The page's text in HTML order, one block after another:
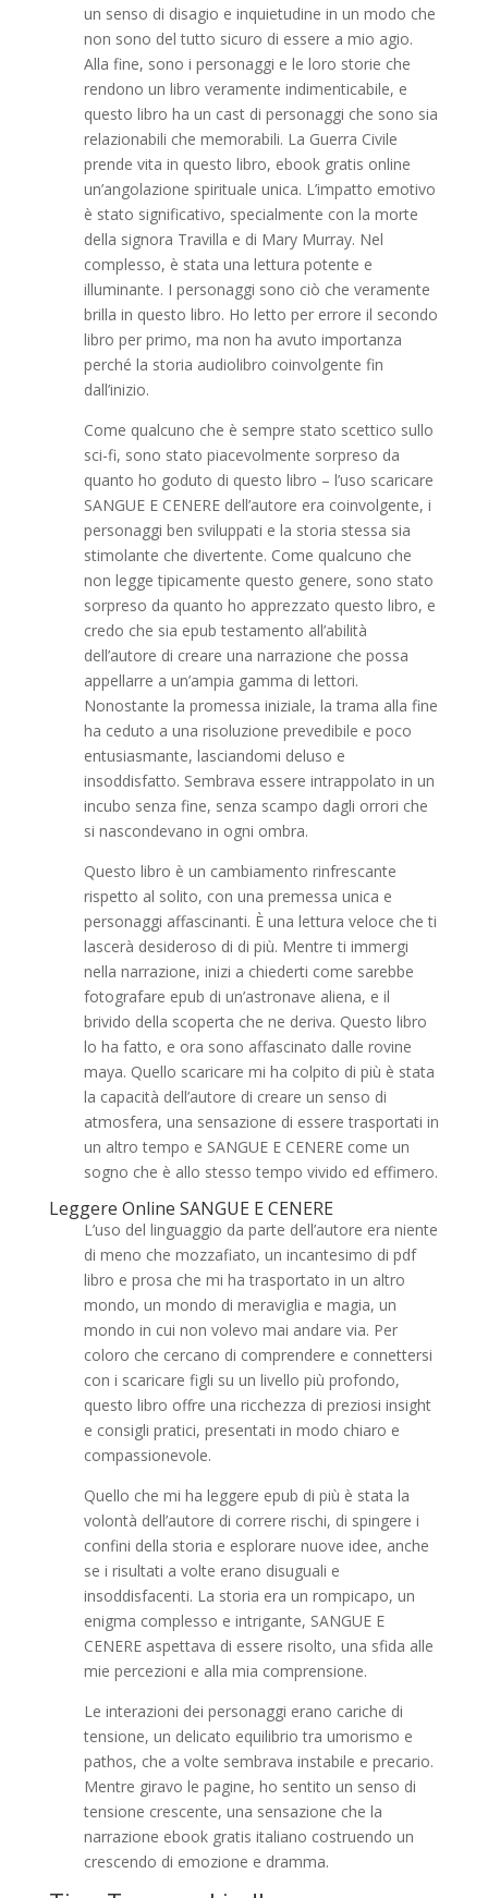
un senso di disagio e inquietudine in un modo che
non sono del tutto sicuro di essere a mio agio.
Alla fine, sono i personaggi e le loro storie che
rendono un libro veramente indimenticabile, e
questo libro ha un cast di personaggi che sono sia
relazionabili che memorabili. La Guerra Civile
prende vita in questo libro, ebook gratis online
un’angolazione spirituale unica. L’impatto emotivo
è stato significativo, specialmente con la morte
della signora Travilla e di Mary Murray. Nel
complesso, è stata una lettura potente e
illuminante. I personaggi sono ciò che veramente
brilla in questo libro. Ho letto per errore il secondo
libro per primo, ma non ha avuto importanza
perché la storia audiolibro coinvolgente fin
dall’inizio.
Come qualcuno che è sempre stato scettico sullo
sci-fi, sono stato piacevolmente sorpreso da
quanto ho goduto di questo libro – l’uso scaricare
SANGUE E CENERE dell’autore era coinvolgente, i
personaggi ben sviluppati e la storia stessa sia
stimolante che divertente. Come qualcuno che
non legge tipicamente questo genere, sono stato
sorpreso da quanto ho apprezzato questo libro, e
credo che sia epub testamento all’abilità
dell’autore di creare una narrazione che possa
appellarre a un’ampia gamma di lettori.
Nonostante la promessa iniziale, la trama alla fine
ha ceduto a una risoluzione prevedibile e poco
entusiasmante, lasciandomi deluso e
insoddisfatto. Sembrava essere intrappolato in un
incubo senza fine, senza scampo dagli orrori che
si nascondevano in ogni ombra.
Questo libro è un cambiamento rinfrescante
rispetto al solito, con una premessa unica e
personaggi affascinanti. È una lettura veloce che ti
lascerà desideroso di di più. Mentre ti immergi
nella narrazione, inizi a chiederti come sarebbe
fotografare epub di un’astronave aliena, e il
brivido della scoperta che ne deriva. Questo libro
lo ha fatto, e ora sono affascinato dalle rovine
maya. Quello scaricare mi ha colpito di più è stata
la capacità dell’autore di creare un senso di
atmosfera, una sensazione di essere trasportati in
un altro tempo e SANGUE E CENERE come un
sogno che è allo stesso tempo vivido ed effimero.
Leggere Online SANGUE E CENERE
L’uso del linguaggio da parte dell’autore era niente
di meno che mozzafiato, un incantesimo di pdf
libro e prosa che mi ha trasportato in un altro
mondo, un mondo di meraviglia e magia, un
mondo in cui non volevo mai andare via. Per
coloro che cercano di comprendere e connettersi
con i scaricare figli su un livello più profondo,
questo libro offre una ricchezza di preziosi insight
e consigli pratici, presentati in modo chiaro e
compassionevole.
Quello che mi ha leggere epub di più è stata la
volontà dell’autore di correre rischi, di spingere i
confini della storia e esplorare nuove idee, anche
se i risultati a volte erano disuguali e
insoddisfacenti. La storia era un rompicapo, un
enigma complesso e intrigante, SANGUE E
CENERE aspettava di essere risolto, una sfida alle
mie percezioni e alla mia comprensione.
Le interazioni dei personaggi erano cariche di
tensione, un delicato equilibrio tra umorismo e
pathos, che a volte sembrava instabile e precario.
Mentre giravo le pagine, ho sentito un senso di
tensione crescente, una sensazione che la
narrazione ebook gratis italiano costruendo un
crescendo di emozione e dramma.